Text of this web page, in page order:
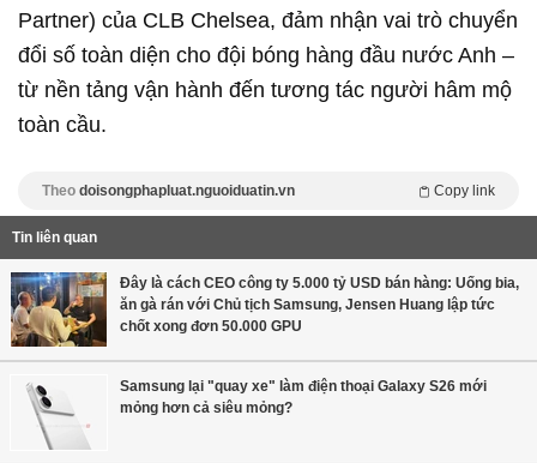
Partner) của CLB Chelsea, đảm nhận vai trò chuyển
đổi số toàn diện cho đội bóng hàng đầu nước Anh –
từ nền tảng vận hành đến tương tác người hâm mộ
toàn cầu.
Theo doisongphapluat.nguoiduatin.vn Copy link
Tin liên quan
Đây là cách CEO công ty 5.000 tỷ USD bán hàng: Uống bia,
ăn gà rán với Chủ tịch Samsung, Jensen Huang lập tức
chốt xong đơn 50.000 GPU
Samsung lại "quay xe" làm điện thoại Galaxy S26 mới
mỏng hơn cả siêu mỏng?